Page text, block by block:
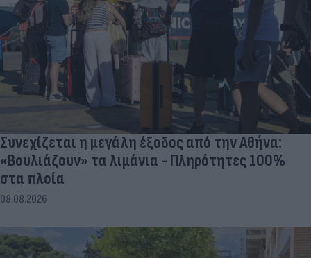
Συνεχίζεται η μεγάλη έξοδος από την Αθήνα:
«Βουλιάζουν» τα λιμάνια - Πληρότητες 100%
στα πλοία
08.08.2026